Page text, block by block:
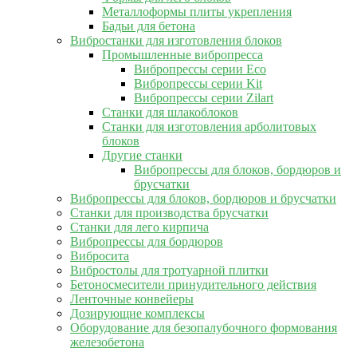
Металлоформы плиты укрепления
Бадьи для бетона
Вибростанки для изготовления блоков
Промышленные вибропресса
Вибропрессы серии Eco
Вибропрессы серии Kit
Вибропрессы серии Zilart
Станки для шлакоблоков
Станки для изготовления арболитовых
блоков
Другие станки
Вибропрессы для блоков, бордюров и
брусчатки
Вибропрессы для блоков, бордюров и брусчатки
Станки для производства брусчатки
Станки для лего кирпича
Вибропрессы для бордюров
Вибросита
Вибростолы для тротуарной плитки
Бетоносмесители принудительного действия
Ленточные конвейеры
Дозирующие комплексы
Оборудование для безопалубочного формования
железобетона